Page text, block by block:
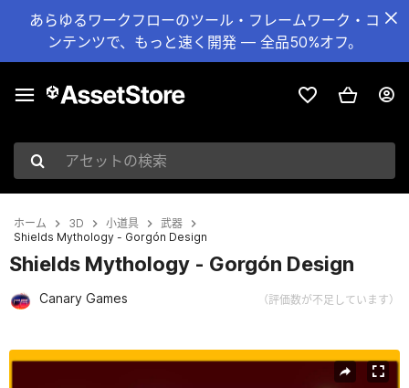
あらゆるワークフローのツール・フレームワーク・コ
ンテンツで、もっと速く開発 — 全品50%オフ。
アセットの検索
ホーム 3D 小道具
武器
Shields Mythology - Gorgón Design
Shields Mythology - Gorgón Design
Canary Games （評価数が不足しています）
現在のスライド：1 / 6